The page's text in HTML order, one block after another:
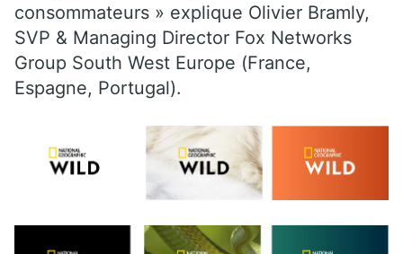
consommateurs » explique Olivier Bramly,
SVP & Managing Director Fox Networks
Group South West Europe (France,
Espagne, Portugal).